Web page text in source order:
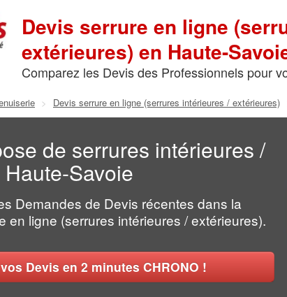
Devis serrure en ligne
extérieures) en Haute-
Comparez les Devis des Professionnels pour
> Devis serrure en ligne (serrures intérieures / extérieures)
de serrures intérieures /
Savoie
Demandes de Devis récentes dans la
en ligne (serrures intérieures / extérieures).
Devis en 2 minutes CHRONO !